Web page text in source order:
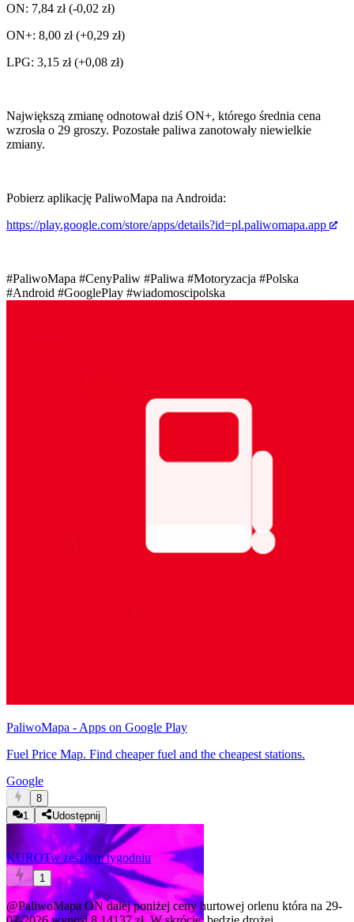
ON: 7,84 zł (-0,02 zł)
ON+: 8,00 zł (+0,29 zł)
LPG: 3,15 zł (+0,08 zł)
Największą zmianę odnotował dziś ON+, którego średnia cena
wzrosła o 29 groszy. Pozostałe paliwa zanotowały niewielkie
zmiany.
Pobierz aplikację PaliwoMapa na Androida:
https://play.google.com/store/apps/details?id=pl.paliwomapa.app
#PaliwoMapa #CenyPaliw #Paliwa #Motoryzacja #Polska
#Android #GooglePlay #wiadomoscipolska
PaliwoMapa - Apps on Google Play
Fuel Price Map. Find cheaper fuel and the cheapest stations.
Google
8
1
Udostępnij
KUROTw zeszłym tygodniu
1
@PaliwoMapa ON dalej poniżej ceny hurtowej orlenu która na 29-